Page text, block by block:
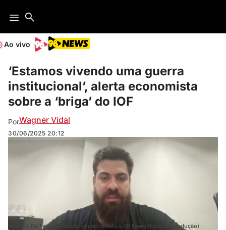
Ao vivo
‘Estamos vivendo uma guerra
institucional’, alerta economista
sobre a ‘briga’ do IOF
PorWagner Vidal
30/06/2025 20:12
Rodrigo De Felippe Rabello em entrevista à 98 News (Foto: Reprodução)